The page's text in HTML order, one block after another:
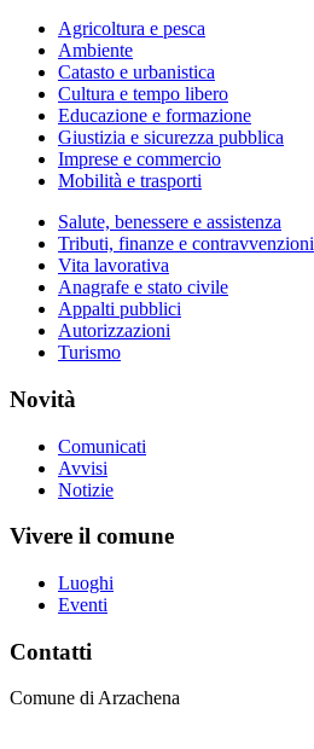
Agricoltura e pesca
Ambiente
Catasto e urbanistica
Cultura e tempo libero
Educazione e formazione
Giustizia e sicurezza pubblica
Imprese e commercio
Mobilità e trasporti
Salute, benessere e assistenza
Tributi, finanze e contravvenzioni
Vita lavorativa
Anagrafe e stato civile
Appalti pubblici
Autorizzazioni
Turismo
Novità
Comunicati
Avvisi
Notizie
Vivere il comune
Luoghi
Eventi
Contatti
Comune di Arzachena